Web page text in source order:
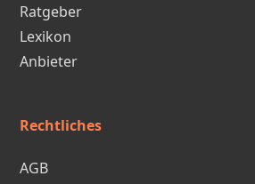
Ratgeber
Lexikon
Anbieter
Rechtliches
AGB